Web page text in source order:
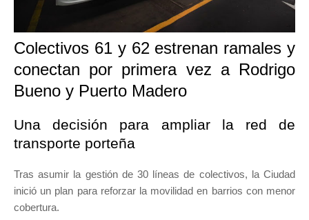
Colectivos 61 y 62 estrenan ramales y
conectan por primera vez a Rodrigo
Bueno y Puerto Madero
Una decisión para ampliar la red de
transporte porteña
Tras asumir la gestión de 30 líneas de colectivos, la Ciudad
inició un plan para reforzar la movilidad en barrios con menor
cobertura.